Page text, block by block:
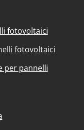
fotovoltaici
fotovoltaici
per pannelli